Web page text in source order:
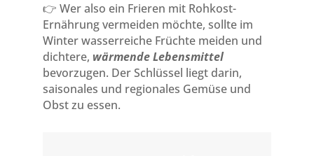
👉 Wer also ein Frieren mit Rohkost-
Ernährung vermeiden möchte, sollte im
Winter wasserreiche Früchte meiden und
dichtere, wärmende Lebensmittel
bevorzugen. Der Schlüssel liegt darin,
saisonales und regionales Gemüse und
Obst zu essen.